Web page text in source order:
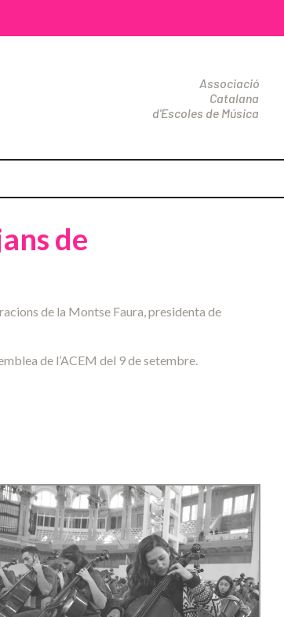
Associació
Catalana
d'Escoles de Música
de
de la Montse Faura, presidenta de
de l’ACEM del 9 de setembre.